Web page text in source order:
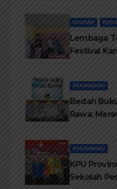
DAERAH
Lembaga
Festival
PEKANBARU
Bedah
Rawa:
PEKANBARU
KPU
Sekolah